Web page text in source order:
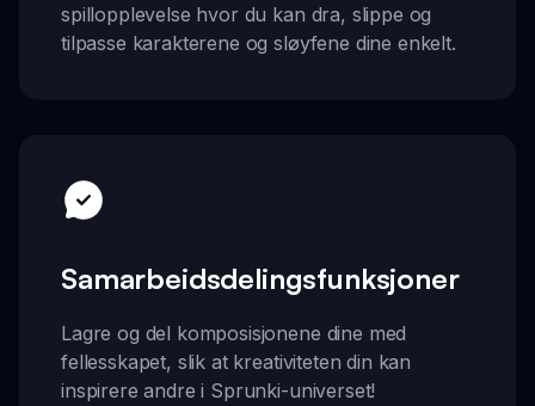
spillopplevelse hvor du kan dra, slippe og
tilpasse karakterene og sløyfene dine enkelt.
Samarbeidsdelingsfunksjoner
Lagre og del komposisjonene dine med
fellesskapet, slik at kreativiteten din kan
inspirere andre i Sprunki-universet!